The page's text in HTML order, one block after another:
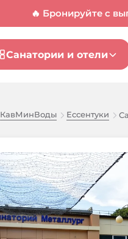
🔥 Бронируйте с
Санатории и отели
КавМинВоды Ессентуки